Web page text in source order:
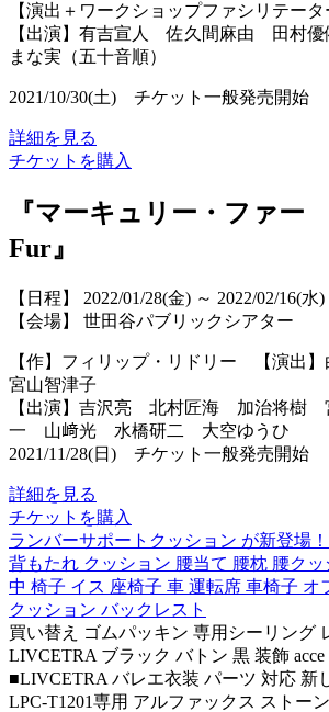
【演出＋ワークショップファシリテー
【出演】有吉宣人 佐久間麻由 田村
まな実（五十音順）
2021/10/30(土) チケット一般発売開始
詳細を見る
チケットを購入
『マーキュリー・ファ
Fur』
【日程】 2022/01/28(金) ～ 2022/02/16(水)
【会場】 世田谷パブリックシアター
【作】フィリップ・リドリー 【演出
宮山智津子
【出演】吉沢亮 北村匠海 加治将樹
一 山﨑光 水橋研二 大空ゆうひ
2021/11/28(日) チケット一般発売開始
詳細を見る
チケットを購入
ランバーサポートクッション が新登場
背もたれ クッション 腰当て 腰枕 腰ク
中 椅子 イス 座椅子 車 運転席 車椅子 オ
クッション バックレスト
買い替え ゴムパッキン 専用シーリング
LIVCETRA ブラック バトン 黒 装飾
■LIVCETRA バレエ衣装 パーツ 対応 新
LPC-T1201専用 アルファックス ストー